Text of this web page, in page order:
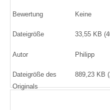
Bewertung Keine
Dateigröße 33,55 KB
Autor Philipp
Dateigröße des
Originals
889,23 KB